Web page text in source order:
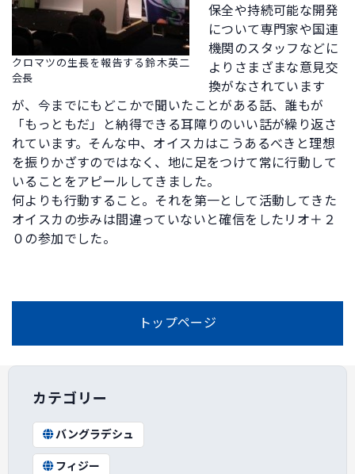
クロマツの生長を報告する鈴木英二
会長
保全や持続可能な開発
について専門家や国連
機関のスタッフなどに
よりさまざまな意見交
換がなされています
が、今までにもどこかで聞いたことがある話、誰もが
「もっともだ」と納得できる耳障りのいい話が繰り返さ
れています。そんな中、オイスカはこうあるべきと理想
を振りかざすのではなく、地に足をつけて常に行動して
いることをアピールしてきました。
何よりも行動すること。それを第一として活動してきた
オイスカの歩みは間違っていないと確信をしたリオ＋２
０の参加でした。
トップページ
カテゴリー
バングラデシュ
フィジー